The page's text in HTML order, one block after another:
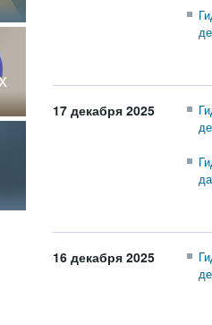
17 декабря 2025
16 декабря 2025